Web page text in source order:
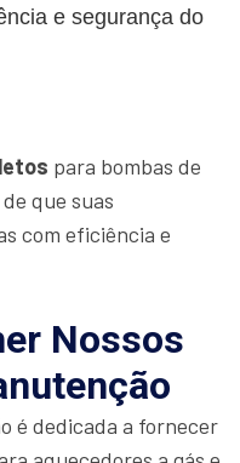
e segurança do
para bombas de
que suas
com eficiência e
Nossos
é dedicada a fornecer